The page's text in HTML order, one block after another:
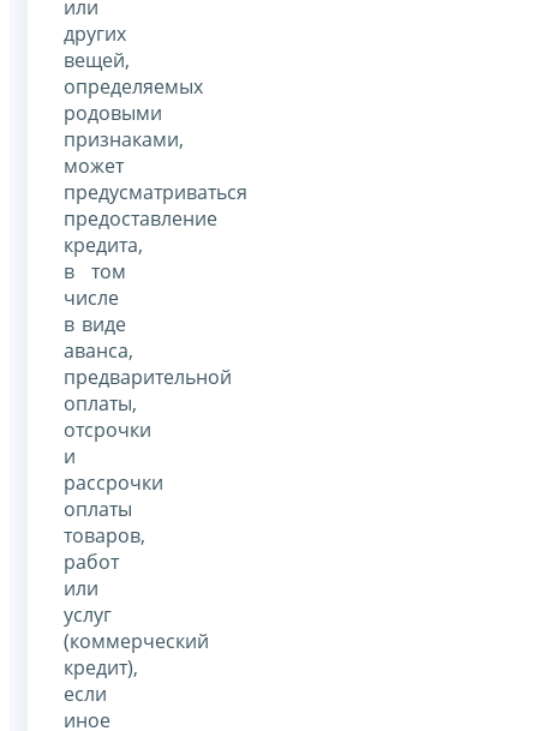
или
других
вещей,
определяемых
родовыми
признаками,
может
предусматриваться
предоставление
кредита,
в том
числе
в виде
аванса,
предварительной
оплаты,
отсрочки
и
рассрочки
оплаты
товаров,
работ
или
услуг
(коммерческий
кредит),
если
иное